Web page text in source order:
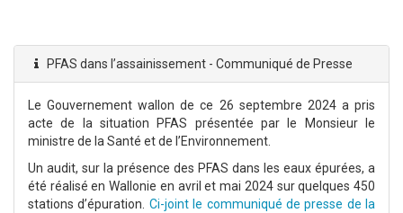
PFAS dans l’assainissement - Communiqué de Presse
Le Gouvernement wallon de ce 26 septembre 2024 a pris
acte de la situation PFAS présentée par le Monsieur le
ministre de la Santé et de l’Environnement.
Un audit, sur la présence des PFAS dans les eaux épurées, a
été réalisé en Wallonie en avril et mai 2024 sur quelques 450
stations d’épuration. Ci-joint le communiqué de presse de la